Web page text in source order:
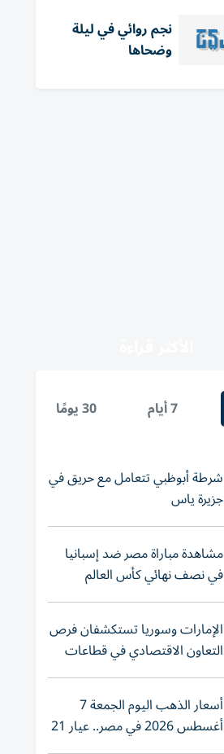
نجم روائي في ليلة
وضحاها
7 أيام 30 يومًا
شرطة أبوظبي تتعامل مع حريق في
جزيرة ياس
مشاهدة مباراة مصر ضد إسبانيا
في نصف نهائي كأس العالم
لناشئات اليد 2026
الإمارات وسوريا تستكشفان فرص
التعاون الاقتصادي في قطاعات
حيوية
أسعار الذهب اليوم الجمعة 7
أغسطس 2026 في مصر.. عيار 21
يقترب من هذا الرقم